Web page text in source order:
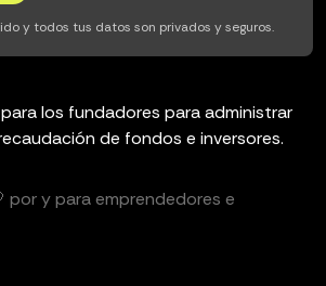
y todos tus datos son privados y seguros.
los fundadores para administrar
de fondos e inversores.
por y para emprendedores e